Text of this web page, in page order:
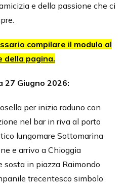
e della passione che ci
compilare il modulo al
della pagina.
27 Giugno 2026:
per inizio raduno con
nel bar in riva al porto
lungomare Sottomarina
e arrivo a Chioggia
sosta in piazza Raimondo
trecentesco simbolo